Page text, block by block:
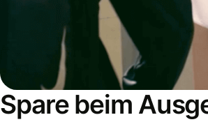
Spare beim